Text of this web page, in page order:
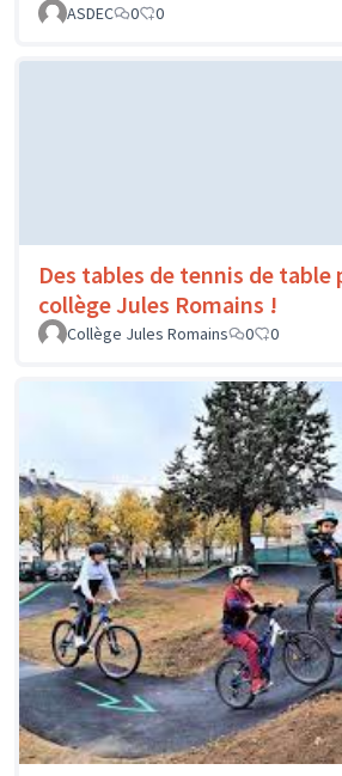
ASDEC 0 0
Des tables de tennis de table
collège Jules Romains !
Collège Jules Romains
0 0